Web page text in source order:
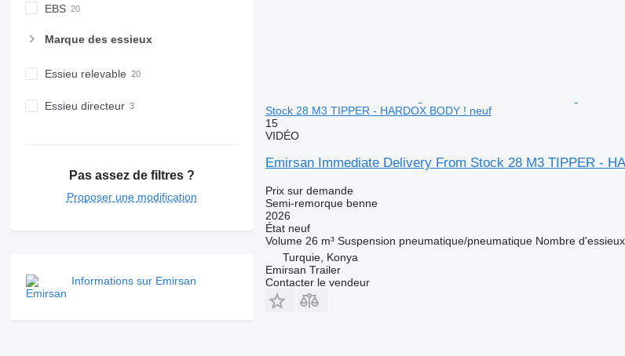
EBS
Marque des essieux
Essieu relevable
Essieu directeur
Pas assez de filtres ?
Proposer une modification
Informations sur Emirsan
Stock 28 M3 TIPPER - HARDOX BODY ! neuf
15
VIDÉO
Emirsan Immediate Delivery From Stock 28 M3 TIPPER -
Prix sur demande
Semi-remorque benne
2026
Étatneuf
Volume 26 m³ Suspension pneumatique/pneumatique Nombre d'essieux
Turquie, Konya
Emirsan Trailer
Contacter le vendeur